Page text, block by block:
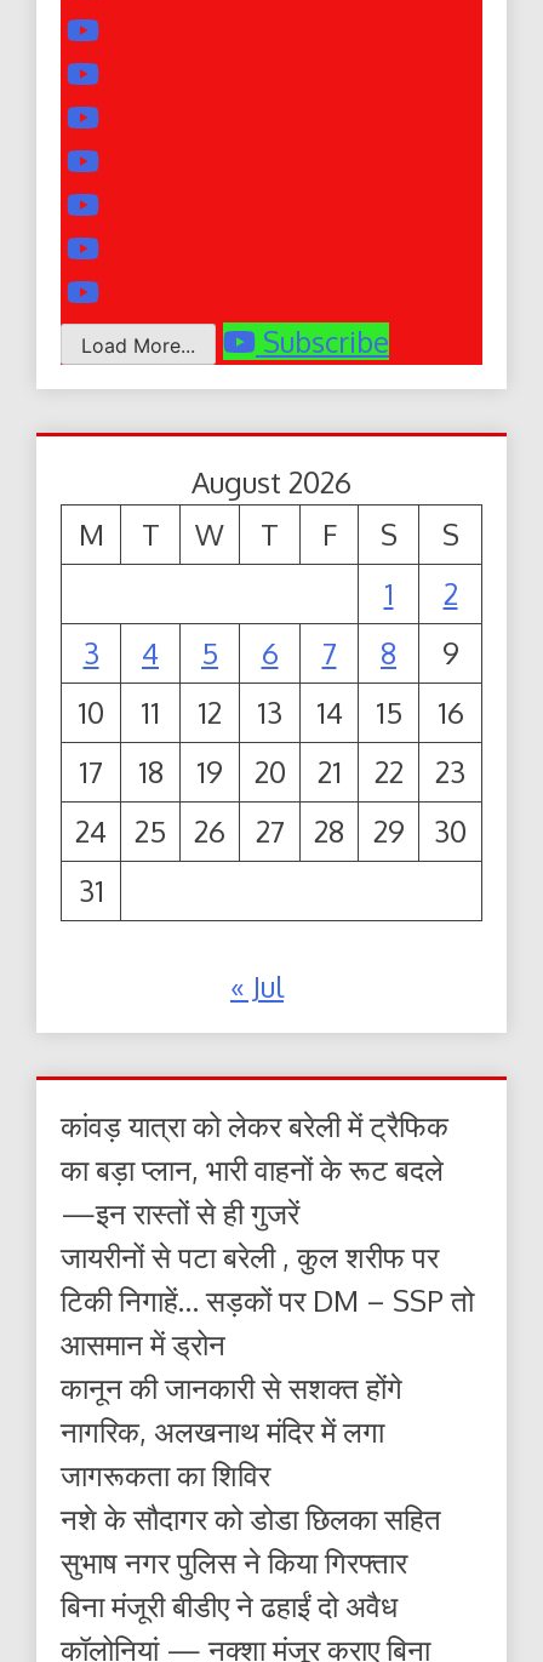
Load More... Subscribe
August 2026
M
T W T F S
S
1
2
3
4 5 6 7 8
9
10
11 12 13 14 15
16
17
18 19 20 21 22
23
24
25 26 27 28 29
30
31
« Jul
कांवड़ यात्रा को लेकर बरेली में ट्रैफिक
का बड़ा प्लान, भारी वाहनों के रूट बदले
—इन रास्तों से ही गुजरें
जायरीनों से पटा बरेली , कुल शरीफ पर
टिकी निगाहें… सड़कों पर DM – SSP तो
आसमान में ड्रोन
कानून की जानकारी से सशक्त होंगे
नागरिक, अलखनाथ मंदिर में लगा
जागरूकता का शिविर
नशे के सौदागर को डोडा छिलका सहित
सुभाष नगर पुलिस ने किया गिरफ्तार
बिना मंजूरी बीडीए ने ढहाईं दो अवैध
कॉलोनियां — नक्शा मंजूर कराए बिना